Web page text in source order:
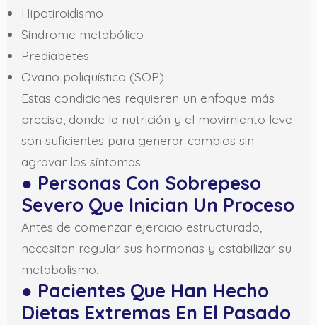
Hipotiroidismo
Síndrome metabólico
Prediabetes
Ovario poliquístico (SOP)
Estas condiciones requieren un enfoque más
preciso, donde la nutrición y el movimiento leve
son suficientes para generar cambios sin
agravar los síntomas.
● Personas Con Sobrepeso
Severo Que Inician Un Proceso
Antes de comenzar ejercicio estructurado,
necesitan regular sus hormonas y estabilizar su
metabolismo.
● Pacientes Que Han Hecho
Dietas Extremas En El Pasado